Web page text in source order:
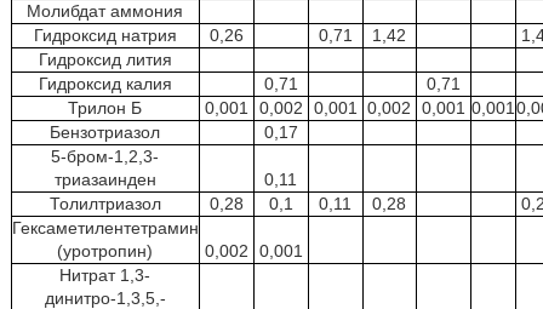
Молибдат аммония
Гидроксид натрия
0,26 0,71 1,42
Гидроксид лития
Гидроксид калия
0,71
0,71
Трилон Б
0,001 0,002 0,001 0,002 0,001 0,001
Бензотриазол
0,17
5-бром-1,2,3-
триазаинден
0,11
Толилтриазол
0,28 0,1 0,11 0,28
Гексаметилентетрамин
(уротропин)
0,002
0,001
Нитрат 1,3-
динитро-1,3,5,-